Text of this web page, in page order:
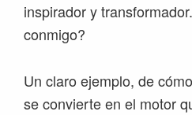
inspirador y
conmigo?
Un claro ejemplo, de
se convierte en el motor